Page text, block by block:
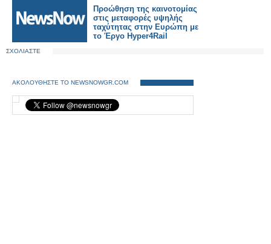
Προώθηση της καινοτομίας
στις μεταφορές υψηλής
ταχύτητας στην Ευρώπη με
το Έργο Hyper4Rail
ΣΧΟΛΙΑΣΤΕ
ΑΚΟΛΟΥΘΗΣΤΕ ΤΟ NEWSNOWGR.COM